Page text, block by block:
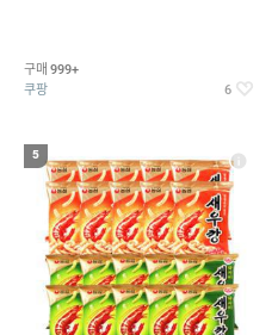
구매 999+
쿠팡 6
5